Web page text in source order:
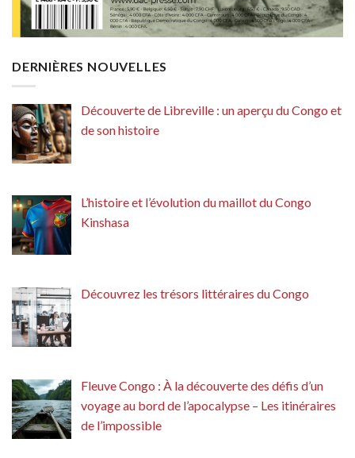
DERNIÈRES NOUVELLES
Découverte de Libreville : un aperçu du Congo et
de son histoire
L’histoire et l’évolution du maillot du Congo
Kinshasa
Découvrez les trésors littéraires du Congo
Fleuve Congo : À la découverte des défis d’un
voyage au bord de l’apocalypse – Les itinéraires
de l’impossible